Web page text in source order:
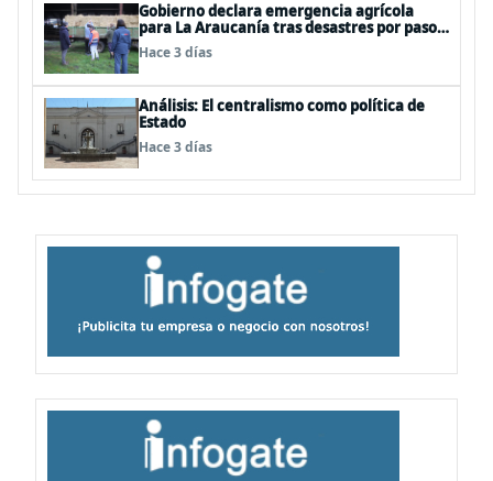
Gobierno declara emergencia agrícola
para La Araucanía tras desastres por pasos
de sistemas frontales
Hace 3 días
Análisis: El centralismo como política de
Estado
Hace 3 días